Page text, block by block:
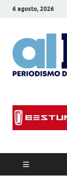
6 agosto, 2026